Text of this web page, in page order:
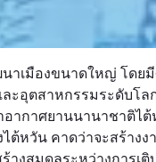
าเมืองขนาดใหญ่ โด
ะอุตสาหกรรมระดับโ
ากาศยานนานาชาติ
วัน คาดว่าจะสร้างง